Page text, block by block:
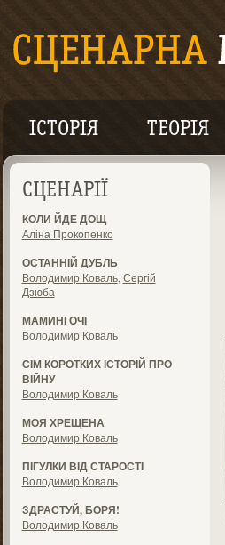
ІСТОРІЯ ТЕОРІЯ
СЦЕНАРІЇ
КОЛИ ЙДЕ ДОЩ
Аліна Прокопенко
ОСТАННІЙ ДУБЛЬ
Володимир Коваль, Сергій
Дзюба
МАМИНІ ОЧІ
Володимир Коваль
СІМ КОРОТКИХ ІСТОРІЙ ПРО
ВІЙНУ
Володимир Коваль
МОЯ ХРЕЩЕНА
Володимир Коваль
ПІГУЛКИ ВІД СТАРОСТІ
Володимир Коваль
ЗДРАСТУЙ, БОРЯ!
Володимир Коваль